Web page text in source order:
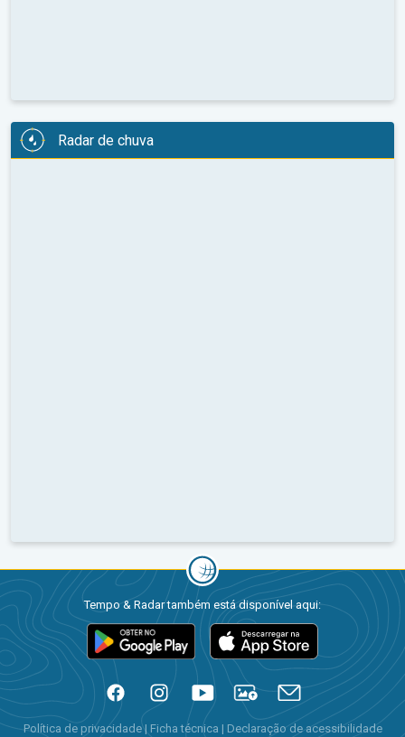
Radar de chuva
Tempo & Radar também está disponível aqui:
Política de privacidade| Ficha técnica | Declaração de acessibilidade